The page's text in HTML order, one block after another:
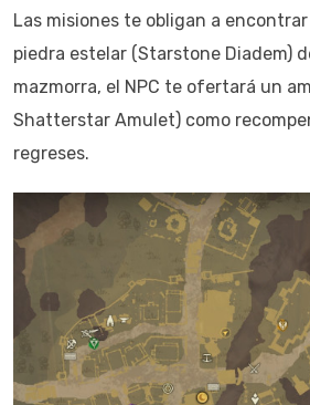
Las misiones te obligan a
piedra estelar (Starstone Diadem)
mazmorra, el NPC te ofertará un
Shatterstar Amulet) como
regreses.